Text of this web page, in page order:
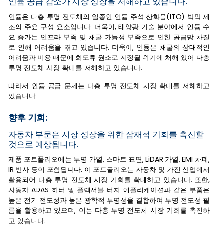
인듐은 다층 투명 전도체의 일종인 인듐 주석 산화물(ITO) 박막 제
조의 주요 구성 요소입니다. 더욱이, 태양광 기술 분야에서 인듐 수
요 증가는 인프라 부족 및 채굴 가능성 부족으로 인한 공급망 차질
로 인해 어려움을 겪고 있습니다. 더욱이, 인듐은 채굴의 상대적인
어려움과 비용 때문에 희토류 원소로 지정될 위기에 처해 있어 다층
투명 전도체 시장 확대를 저해하고 있습니다.
따라서 인듐 공급 문제는 다층 투명 전도체 시장 확대를 저해하고
있습니다.
향후 기회:
자동차 부문은 시장 성장을 위한 잠재적 기회를 촉진할
것으로 예상됩니다.
제품 포트폴리오에는 투명 가열, 스마트 표면, LiDAR 가열, EMI 차폐,
IR 반사 등이 포함됩니다. 이 포트폴리오는 자동차 및 가전 산업에서
활용되어 다층 투명 전도체 시장 기회를 확대하고 있습니다. 또한,
자동차 ADAS 히터 및 플렉서블 터치 애플리케이션과 같은 부품은
높은 전기 전도성과 높은 광학적 투명성을 결합하여 투명 전도성 필
름을 활용하고 있으며, 이는 다층 투명 전도체 시장 기회를 촉진하
고 있습니다.